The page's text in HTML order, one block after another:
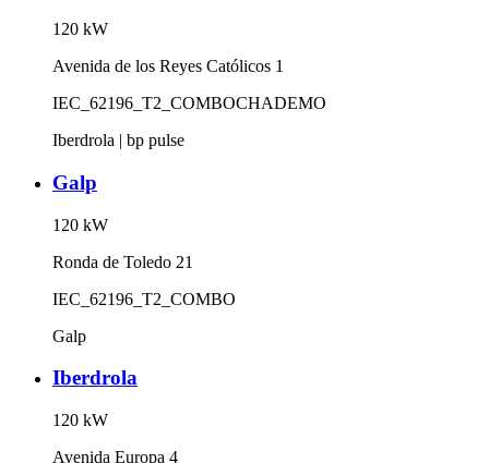
120 kW
Avenida de los Reyes Católicos 1
IEC_62196_T2_COMBOCHADEMO
Iberdrola | bp pulse
Galp
120 kW
Ronda de Toledo 21
IEC_62196_T2_COMBO
Galp
Iberdrola
120 kW
Avenida Europa 4